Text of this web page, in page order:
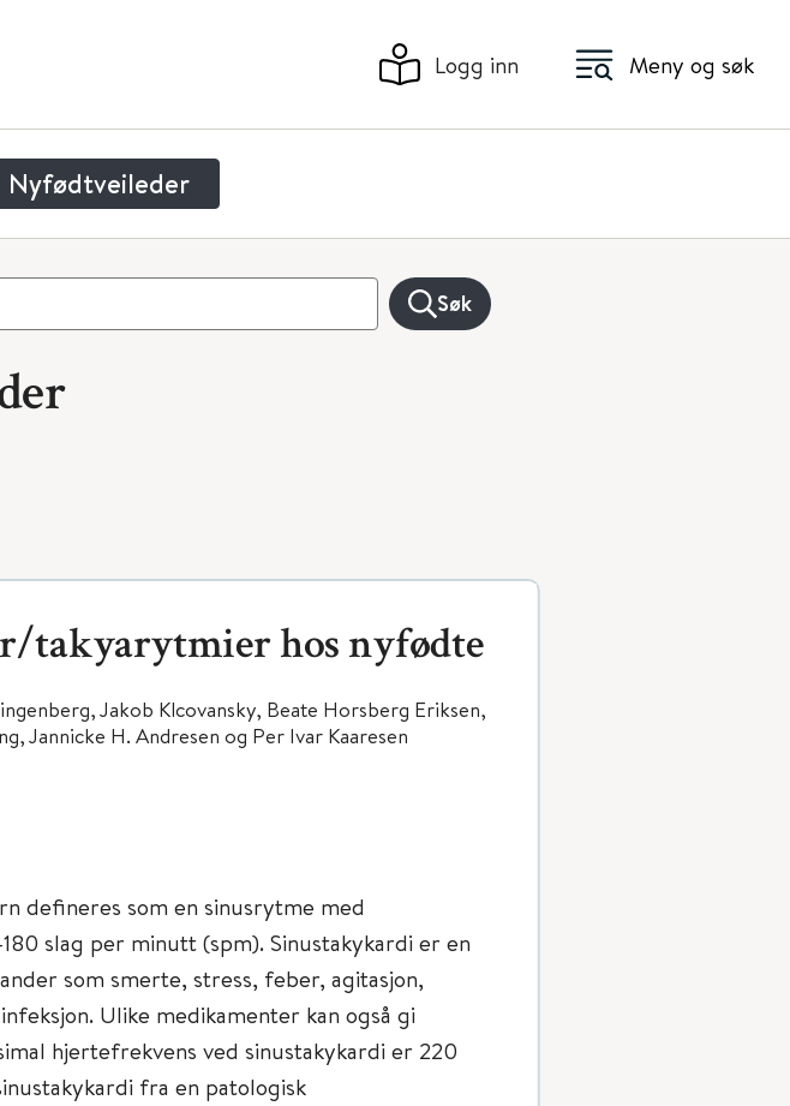
Logg inn Meny og søk
Nyfødtveileder
Søk
takyarytmier hos nyfødte
Jakob Klcovansky, Beate Horsberg Eriksen,
Jannicke H. Andresen og Per Ivar Kaaresen
defineres som en sinusrytme med
slag per minutt (spm). Sinustakykardi er en
som smerte, stress, feber, agitasjon,
Ulike medikamenter kan også gi
hjertefrekvens ved sinustakykardi er 220
fra en patologisk